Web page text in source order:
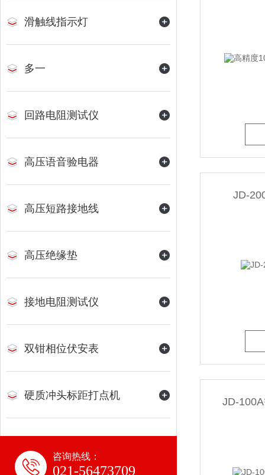
滑触线指示灯
多一
回路电阻测试仪
高压语音验电器
高压短路接地线
高压绝缘垫
接地电阻测试仪
双钳相位伏安表
硬质冲头标距打点机
咨询热线：
021-56473709
JD-
JD-